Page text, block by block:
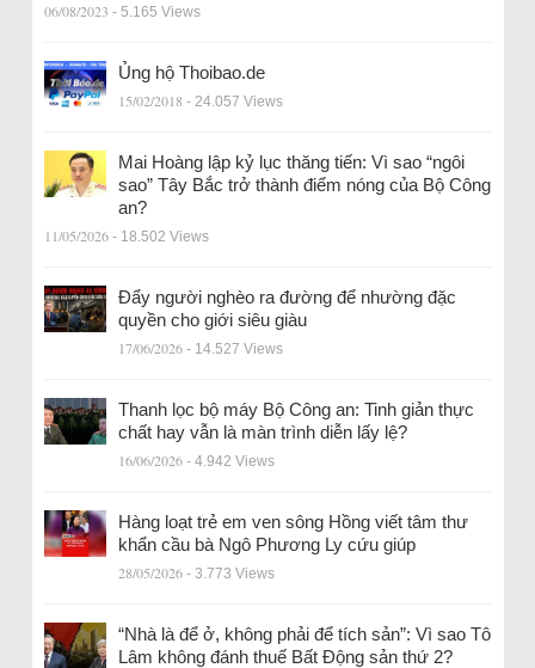
06/08/2023 - 5.165 Views
Ủng hộ Thoibao.de
15/02/2018 - 24.057 Views
Mai Hoàng lập kỷ lục thăng tiến: Vì sao “ngôi
sao” Tây Bắc trở thành điểm nóng của Bộ Công
an?
11/05/2026 - 18.502 Views
Đẩy người nghèo ra đường để nhường đặc
quyền cho giới siêu giàu
17/06/2026 - 14.527 Views
Thanh lọc bộ máy Bộ Công an: Tinh giản thực
chất hay vẫn là màn trình diễn lấy lệ?
16/06/2026 - 4.942 Views
Hàng loạt trẻ em ven sông Hồng viết tâm thư
khẩn cầu bà Ngô Phương Ly cứu giúp
28/05/2026 - 3.773 Views
“Nhà là để ở, không phải để tích sản”: Vì sao Tô
Lâm không đánh thuế Bất Động sản thứ 2?